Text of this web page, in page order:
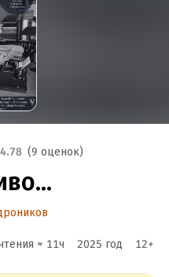
4.78 (9 оценок)
≈ 11ч 2025 год 12+